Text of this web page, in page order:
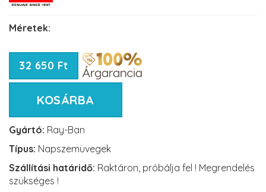
Méretek:
32 650 Ft
KOSÁRBA
Gyártó: Ray-Ban
Típus: Napszemüvegek
Szállítási határidő: Raktáron, próbálja fel ! Megrendelés
szükséges !